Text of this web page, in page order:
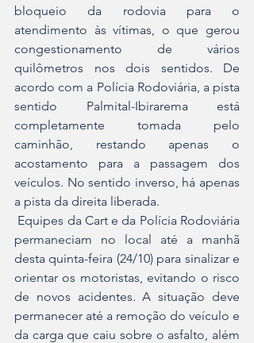
bloqueio da rodovia para o
atendimento às vítimas, o que gerou
congestionamento de vários
quilômetros nos dois sentidos. De
acordo com a Polícia Rodoviária, a pista
sentido Palmital-Ibirarema está
completamente tomada pelo
caminhão, restando apenas o
acostamento para a passagem dos
veículos. No sentido inverso, há apenas
a pista da direita liberada.
permaneciam no local até a manhã
desta quinta-feira (24/10) para sinalizar e
orientar os motoristas, evitando o risco
de novos acidentes. A situação deve
permanecer até a remoção do veículo e
da carga que caiu sobre o asfalto, além